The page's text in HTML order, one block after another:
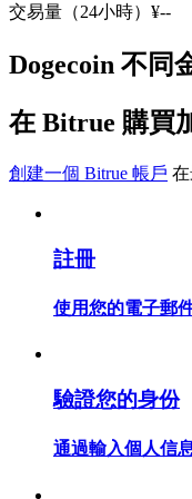
USDC永續
多種以USDC結
跟單
交易量（24小時） ¥--
Dogecoin 不同
在 Bitrue 購買
創建一個 Bitrue 帳戶
註冊
使用您的電子郵
驗證您的身份
通過輸入個人信